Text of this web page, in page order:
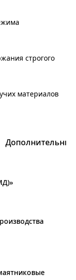
строгого
материалов